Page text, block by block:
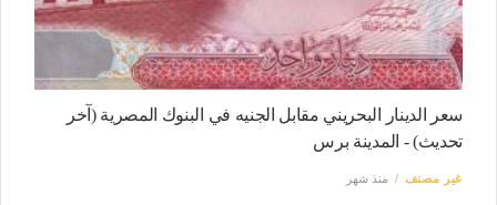
سعر الدينار البحريني مقابل الجنيه في البنوك المصرية (آخر
تحديث) - المدينة برس
غير مصنف منذ شهر